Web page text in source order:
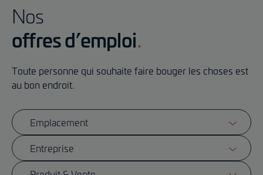
au
contenu
principal
Nos
offres d’emploi
Toute personne qui souhaite faire bouger les choses est
au bon endroit.